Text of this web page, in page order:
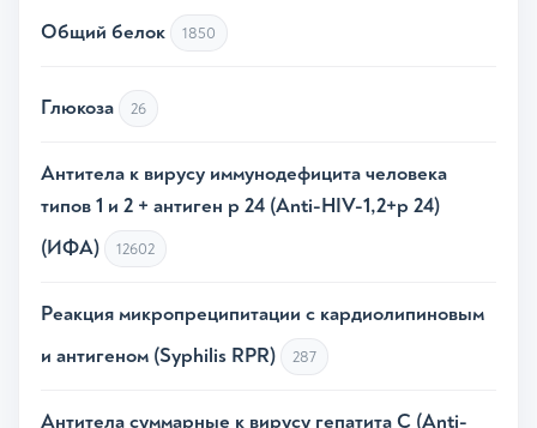
Общий белок 1850
Глюкоза 26
Антитела к вирусу иммунодефицита человека
типов 1 и 2 + антиген р 24 (Anti-HIV-1,2+p 24)
(ИФА)
12602
Реакция микропреципитации с кардиолипиновым
и антигеном (Syphilis RPR)
287
Антитела суммарные к вирусу гепатита С (Anti-